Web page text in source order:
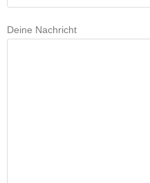
Deine Nachricht